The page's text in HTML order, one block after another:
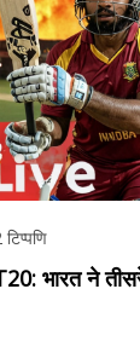
भारत ने